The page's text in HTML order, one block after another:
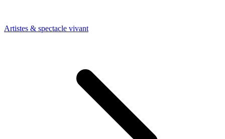
Artistes & spectacle vivant